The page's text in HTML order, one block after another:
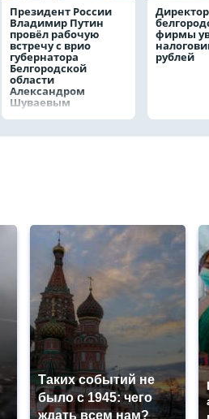
Президент России
Владимир Путин
провёл рабочую
встречу с врио
губернатора
Белгородской
области
Александром
Шуваевым
Директор
фирмы
рублей
Таких событий не
было с 1945: чего
ждать всем нам?